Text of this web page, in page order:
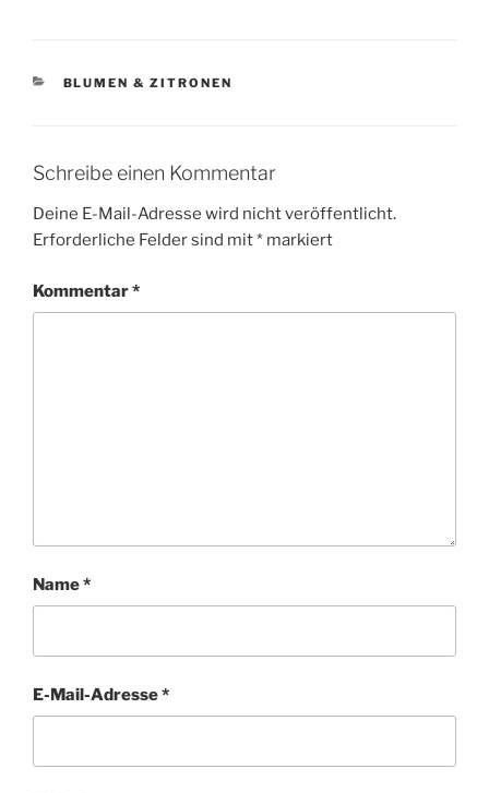
KATEGORIEN
BLUMEN & ZITRONEN
Schreibe einen Kommentar
Deine E-Mail-Adresse wird nicht veröffentlicht.
Erforderliche Felder sind mit* markiert
Kommentar*
Name*
E-Mail-Adresse*